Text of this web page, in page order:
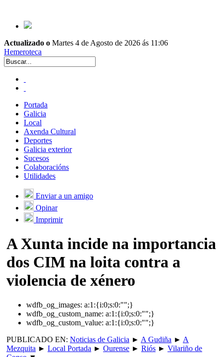
Actualizado o Martes 4 de Agosto de 2026 ás 11:06
Hemeroteca
Portada
Galicia
Local
Axenda Cultural
Deportes
Galicia exterior
Sucesos
Colaboracións
Utilidades
Enviar a un amigo
Opinar
Imprimir
A Xunta incide na importancia
dos CIM na loita contra a
violencia de xénero
wdfb_og_images: a:1:{i:0;s:0:"";}
wdfb_og_custom_name: a:1:{i:0;s:0:"";}
wdfb_og_custom_value: a:1:{i:0;s:0:"";}
PUBLICADO EN: Noticias de Galicia ► A Gudiña ► A
Mezquita ► Local Portada ► Ourense ► Riós ► Vilariño de